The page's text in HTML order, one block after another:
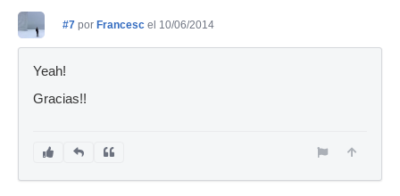
#7 por Francesc el 10/06/2014
Yeah!
Gracias!!